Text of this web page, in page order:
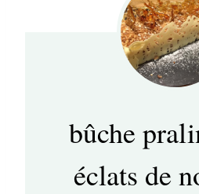
bûche
éclats de